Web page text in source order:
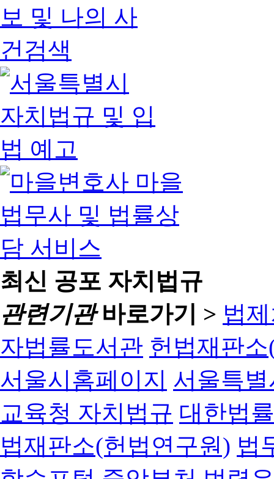
최신 공포 자치법규
관련기관바로가기 > 법
자법률도서관 헌법재판
서울시홈페이지 서울특
교육청 자치법규 대한법
법재판소(헌법연구원) 법